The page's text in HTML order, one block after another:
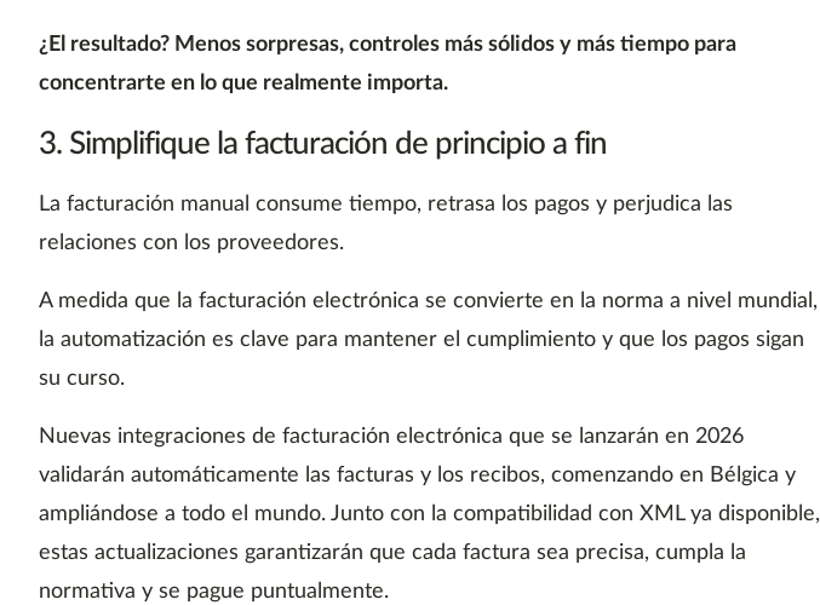
¿El resultado? Menos sorpresas, controles más sólidos y más tiempo para
concentrarte en lo que realmente importa.
3. Simplifique la facturación de principio a fin
La facturación manual consume tiempo, retrasa los pagos y perjudica las
relaciones con los proveedores.
A medida que la facturación electrónica se convierte en la norma a nivel mundial,
la automatización es clave para mantener el cumplimiento y que los pagos sigan
su curso.
Nuevas integraciones de facturación electrónica que se lanzarán en 2026
validarán automáticamente las facturas y los recibos, comenzando en Bélgica y
ampliándose a todo el mundo. Junto con la compatibilidad con XML ya disponible,
estas actualizaciones garantizarán que cada factura sea precisa, cumpla la
normativa y se pague puntualmente.